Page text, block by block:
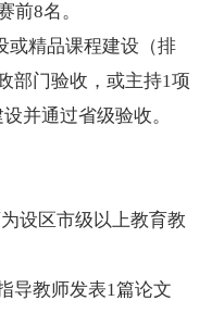
前8名。
或精品课程建设（排
部门验收，或主持1项
并通过省级验收。
设区市级以上教育教
导教师发表1篇论文